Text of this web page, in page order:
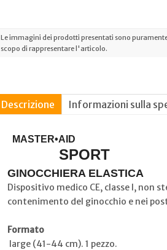
Le immagini dei prodotti presentati sono
scopo di rappresentare l'articolo.
Descrizione Informazioni sulla
MASTER•AID
SPORT
GINOCCHIERA ELASTICA
Dispositivo medico CE, classe I, non
contenimento del ginocchio e nei
Formato
large (41-44 cm). 1 pezzo.